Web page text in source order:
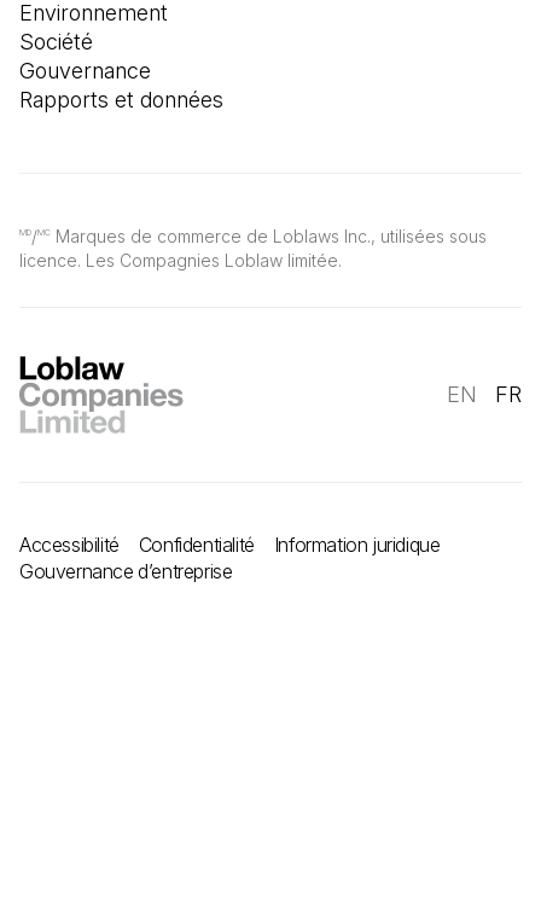
MD/MC Marques de commerce de Loblaws Inc., utilisées sous
licence. Les Compagnies Loblaw limitée.
Environnement
Société
Gouvernance
Rapports et données
EN FR
Accessibilité Confidentialité
Information juridique
Gouvernance d’entreprise